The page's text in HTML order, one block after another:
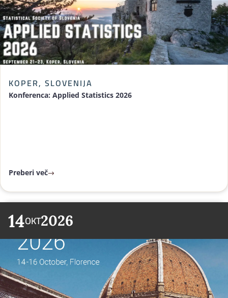
KOPER, SLOVENIJA
Konferenca: Applied Statistics 2026
Preberi več
14OKT2026